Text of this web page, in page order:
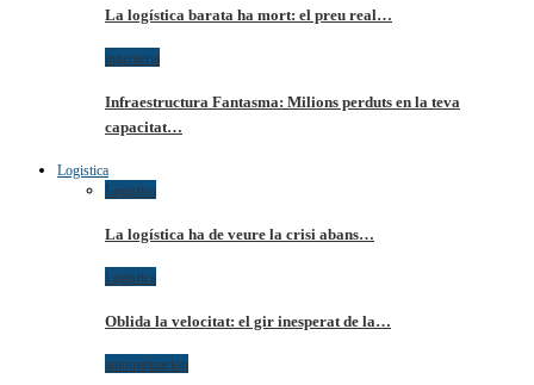
La logística barata ha mort: el preu real…
ingenieria
Infraestructura Fantasma: Milions perduts en la teva
capacitat…
Logistica
Logistica
La logística ha de veure la crisi abans…
Logistica
Oblida la velocitat: el gir inesperat de la…
automatizacion